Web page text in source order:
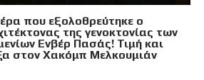
που εξολοθρεύτηκε ο
της γενοκτονίας των
Ενβέρ Πασάς! Τιμή και
στον Χακόμπ Μελκουμιάν